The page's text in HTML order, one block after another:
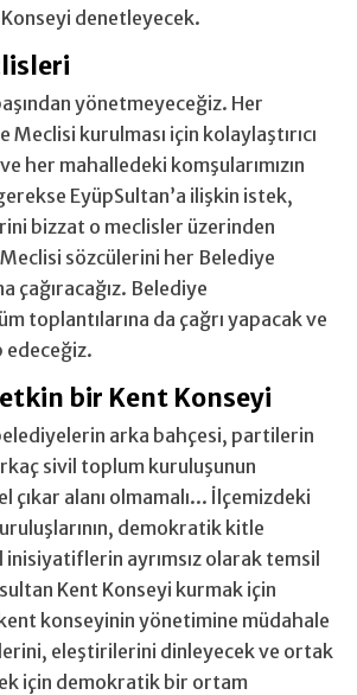
denetleyecek.
yönetmeyeceğiz. Her
kurulması için kolaylaştırıcı
her mahalledeki komşularımızın
EyüpSultan’a ilişkin istek,
bizzat o meclisler üzerinden
sözcülerini her Belediye
çağıracağız. Belediye
toplantılarına da çağrı yapacak ve
edeceğiz.
etkin bir Kent Konseyi
arka bahçesi, partilerin
sivil toplum kuruluşunun
çıkar alanı olmamalı... İlçemizdeki
demokratik kitle
ayrımsız olarak temsil
Kent Konseyi kurmak için
kent konseyinin yönetimine müdahale
eleştirilerini dinleyecek ve ortak
için demokratik bir ortam